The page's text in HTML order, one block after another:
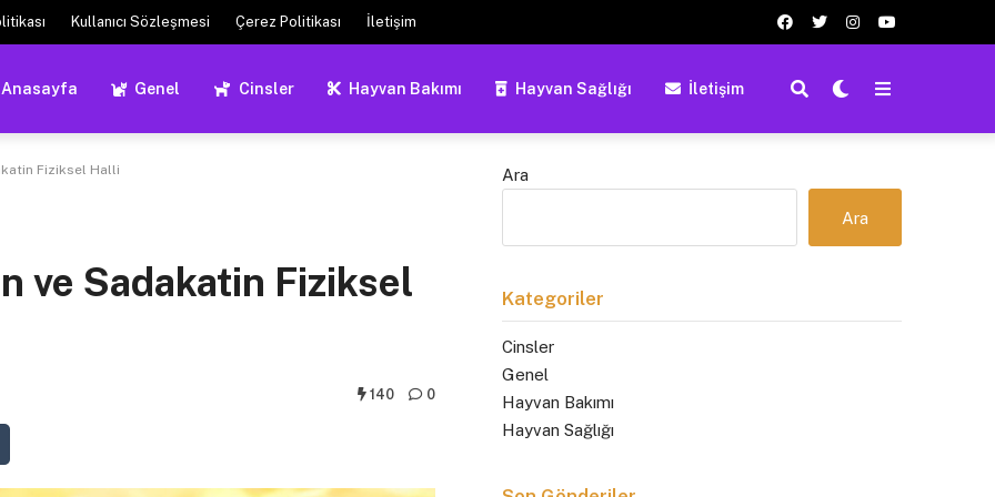
Kullanıcı Sözleşmesi Çerez Politikası İletişim
Anasayfa Genel Cinsler Hayvan Bakımı Hayvan Sağlığı İletişim
Fiziksel Halli
ve Sadakatin Fiziksel
140 0
Ara
Ara
Kategoriler
Cinsler
Genel
Hayvan Bakımı
Hayvan Sağlığı